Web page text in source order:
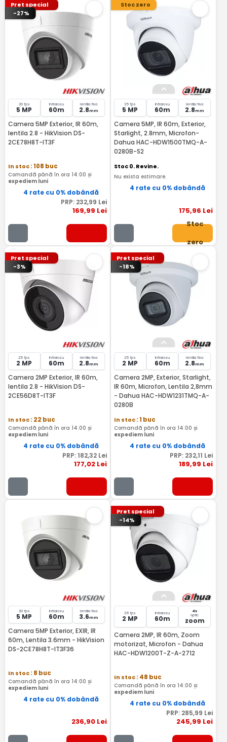
Pret special
-27%
20 fps
5 MP
Infrarosu
60m
lentila fixa
2.8mm
Camera 5MP Exterior, IR 60m,
lentila 2.8 - HikVision DS-
2CE78H8T-IT3F
In stoc: 108 buc
Comandă până în ora 14:00 și
expediem luni
4 rate cu 0% dobândă
PRP: 232,99 Lei
169,99 Lei
Stoc zero
25 fps
5 MP
Infrarosu
60m
lentila fixa
2.8mm
Camera 5MP, IR 60m, Exterior,
Starlight, 2.8mm, Microfon-
Dahua HAC-HDW1500TMQ-A-
0280B-S2
Stoc 0. Revine.
Nu exista estimare.
4 rate cu 0% dobândă
175,96 Lei
Stoc
zero
Pret special
-3%
25 fps
2 MP
Infrarosu
60m
lentila fixa
2.8mm
Camera 2MP Exterior, IR 60m,
lentila 2.8 - HikVision DS-
2CE56D8T-IT3F
In stoc: 22 buc
Comandă până în ora 14:00 și
expediem luni
4 rate cu 0% dobândă
PRP: 182,32Lei
177,02Lei
Pret special
-18%
25 fps
2 MP
Infrarosu
60m
lentila fixa
2.8mm
Camera 2MP, Exterior, Starlight,
IR 60m, Microfon, Lentila 2,8mm
- Dahua HAC-HDW1231TMQ-A-
0280B
In stoc: 1 buc
Comandă până în ora 14:00 și
expediem luni
4 rate cu 0% dobândă
PRP: 232,11 Lei
189,99 Lei
20 fps
5 MP
Infrarosu
60m
lentila fixa
3.6mm
Camera 5MP Exterior, EXIR, IR
60m, Lentila 3.6mm - HikVision
DS-2CE78H8T-IT3F36
In stoc: 8 buc
Comandă până în ora 14:00 și
expediem luni
4 rate cu 0% dobândă
236,90Lei
Pret special
-14%
25 fps
2 MP
Infrarosu
60m
4x
optic
zoom
Camera 2MP, IR 60m, Zoom
motorizat, Microfon - Dahua
HAC-HDW1200T-Z-A-2712
In stoc: 48 buc
Comandă până în ora 14:00 și
expediem luni
4 rate cu 0% dobândă
PRP: 285,99 Lei
245,99 Lei